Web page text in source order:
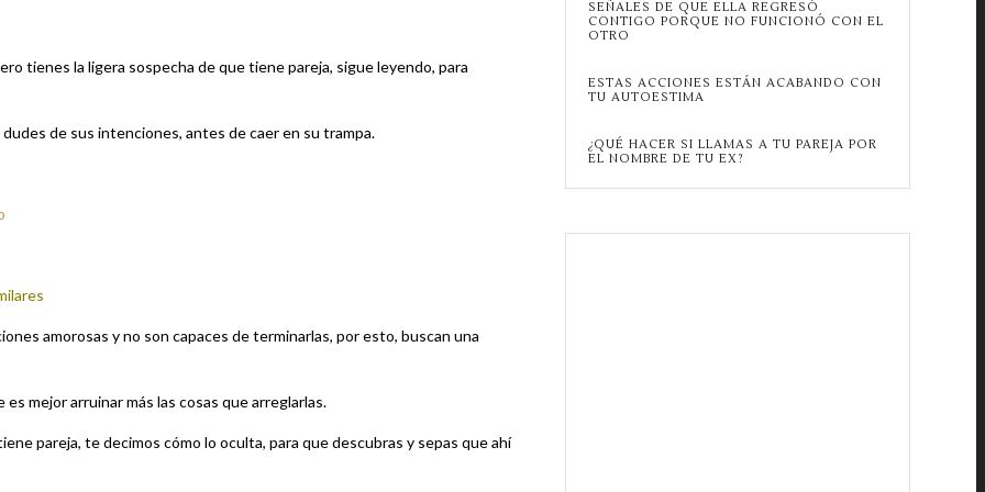
tienes la ligera sospecha de que tiene pareja, sigue leyendo, para
de sus intenciones, antes de caer en su trampa.
amorosas y no son capaces de terminarlas, por esto, buscan una
mejor arruinar más las cosas que arreglarlas.
pareja, te decimos cómo lo oculta, para que descubras y sepas que ahí
SEÑALES DE QUE ELLA REGRESÓ
CONTIGO PORQUE NO FUNCIONÓ CON EL
OTRO
ESTAS ACCIONES ESTÁN ACABANDO CON
TU AUTOESTIMA
¿QUÉ HACER SI LLAMAS A TU PAREJA POR
EL NOMBRE DE TU EX?